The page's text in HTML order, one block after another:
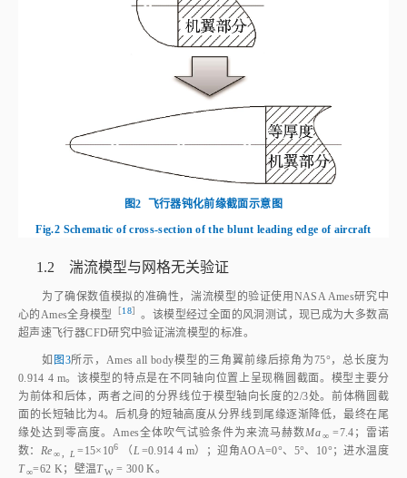
图2
飞行器钝化前缘截面示意图
Fig.2 Schematic of cross-section of the blunt leading edge of aircraft
1.2 湍流模型与网格无关验证
为了确保数值模拟的准确性，湍流模型的验证使用NASA Ames研究中
心的Ames全身模型 18］ 。该模型经过全面的风洞测试，现已成为大多数高
超声速飞行器CFD研究中验证湍流模型的标准。
如 图3所示，Ames all body模型的三角翼前缘后掠角为75°，总长度为
0.914 4 m。该模型的特点是在不同轴向位置上呈现椭圆截面。模型主要分
为前体和后体，两者之间的分界线位于模型轴向长度的2/3处。前体椭圆截
面的长短轴比为4。后机身的短轴高度从分界线到尾缘逐渐降低，最终在尾
缘处达到零高度。Ames全体吹气试验条件为来流马赫数Ma∞=7.4；雷诺
数： Re ∞， L =15×106 （L =0.914 4 m）；迎角AOA=0°、5°、10°；进水温度
T∞=62 K；壁温TW = 300 K。